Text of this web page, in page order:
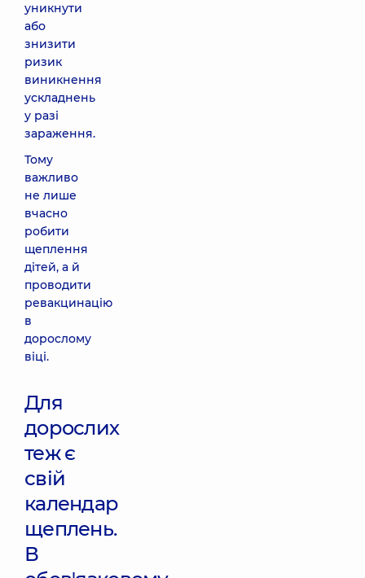
уникнути
або
знизити
ризик
виникнення
ускладнень
у разі
зараження.
Тому
важливо
не лише
вчасно
робити
щеплення
дітей, а й
проводити
ревакцинацію
в
дорослому
віці.
Для
дорослих
теж є
свій
календар
щеплень.
В